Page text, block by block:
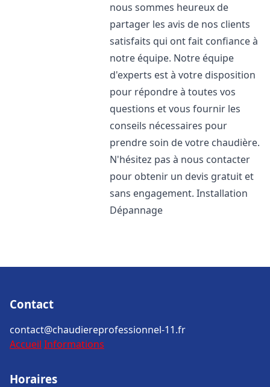
nous sommes heureux de
partager les avis de nos clients
satisfaits qui ont fait confiance à
notre équipe. Notre équipe
d'experts est à votre disposition
pour répondre à toutes vos
questions et vous fournir les
conseils nécessaires pour
prendre soin de votre chaudière.
N'hésitez pas à nous contacter
pour obtenir un devis gratuit et
sans engagement. Installation
Dépannage
Contact
contact@chaudiereprofessionnel-11.fr
Accueil Informations
Horaires